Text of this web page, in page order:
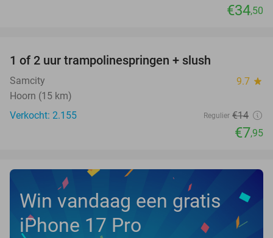
€34,50
1 of 2 uur trampolinespringen + slush
Samcity 9.7 star
Hoorn (15 km)
Verkocht: 2.155
Regulier €14
€7,95
Win vandaag een gratis
iPhone 17 Pro